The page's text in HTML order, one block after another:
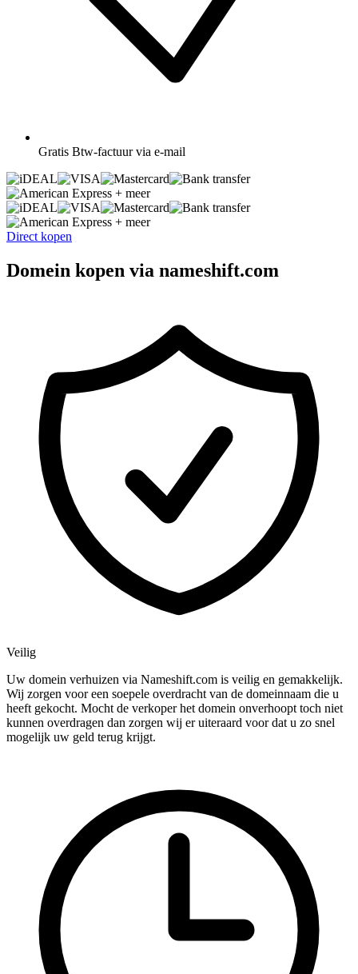
Gratis Btw-factuur via e-mail
+ meer
+ meer
Direct kopen
Domein kopen via nameshift.com
Veilig
Uw domein verhuizen via Nameshift.com is veilig en gemakkelijk.
Wij zorgen voor een soepele overdracht van de domeinnaam die u
heeft gekocht. Mocht de verkoper het domein onverhoopt toch niet
kunnen overdragen dan zorgen wij er uiteraard voor dat u zo snel
mogelijk uw geld terug krijgt.